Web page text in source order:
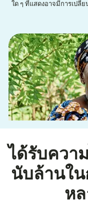
ใด ๆ ที่แสดงอาจมีการเปลี่ย
ได้รับควา
นับล้านใน
ห